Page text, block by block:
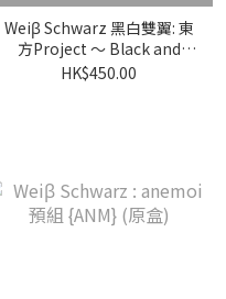
Weiβ Schwarz 黑白雙翼: 東
方Project ～ Black and
White Lotus Land. {THP}
HK$450.00